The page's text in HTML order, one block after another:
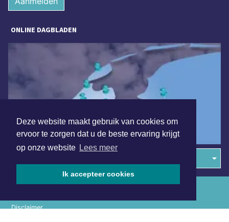
Deze website maakt gebruik van cookies om
ervoor te zorgen dat u de beste ervaring krijgt
op onze website Lees meer
Ik accepteer cookies
ONLINE DAGBLADEN
Disclaimer